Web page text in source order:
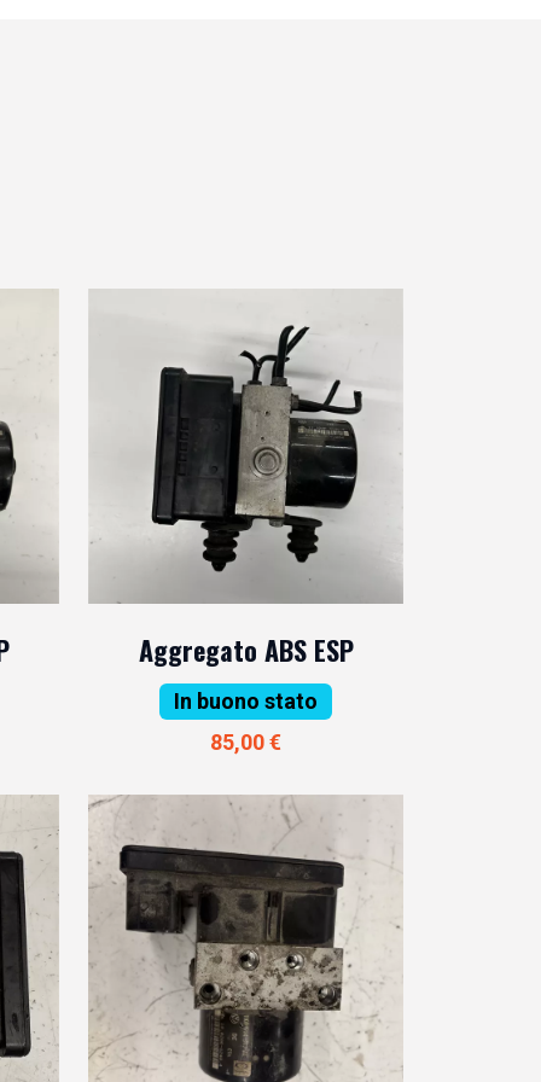
Aggregato ABS ESP
In buono stato
85,00 €